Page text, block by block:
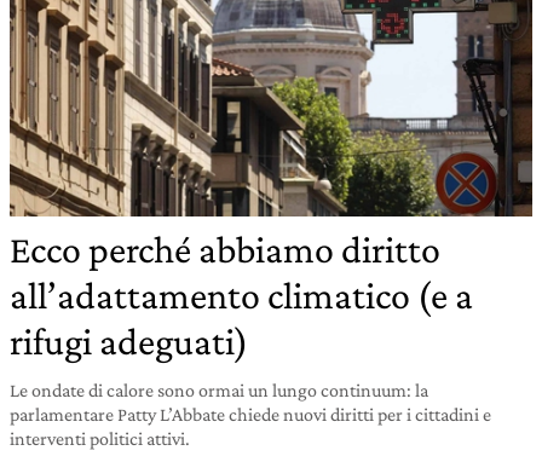
Ecco perché abbiamo diritto
all’adattamento climatico (e a
rifugi adeguati)
Le ondate di calore sono ormai un lungo continuum: la
parlamentare Patty L’Abbate chiede nuovi diritti per i cittadini e
interventi politici attivi.